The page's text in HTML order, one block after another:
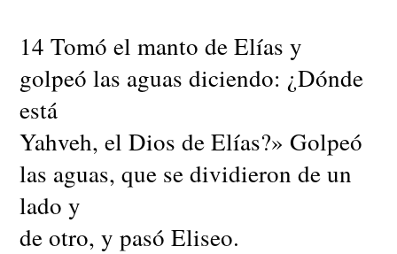
14 Tomó el manto de Elías y
golpeó las aguas diciendo: ¿Dónde
está
Yahveh, el Dios de Elías?» Golpeó
las aguas, que se dividieron de un
lado y
de otro, y pasó Eliseo.